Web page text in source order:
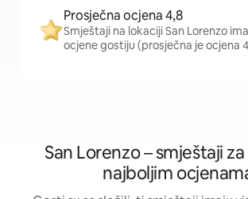
Prosječna ocjena 4,8
Smještaji na lokaciji San Lorenzo
ocjene gostiju (prosječna je ocjena
San Lorenzo – smještaji
najboljim